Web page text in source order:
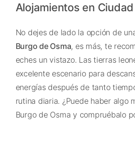
Alojamientos en
No dejes de lado la opción de
Burgo de Osma, es más, te
eches un vistazo. Las tierras
excelente escenario para
energías después de tanto
rutina diaria. ¿Puede haber algo
Burgo de Osma y compruébalo